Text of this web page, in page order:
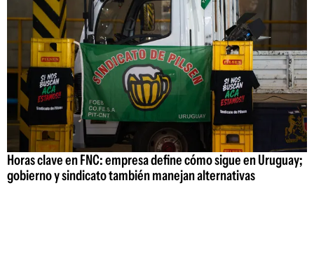
Horas clave en FNC: empresa define cómo sigue en Uruguay;
gobierno y sindicato también manejan alternativas